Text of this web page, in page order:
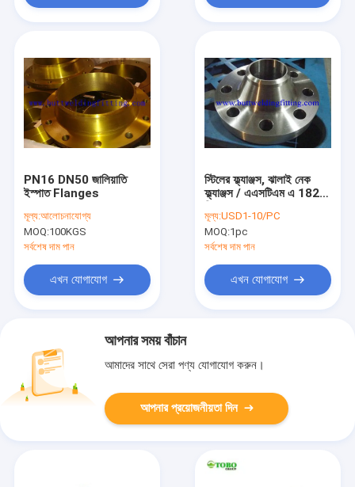
PN16 DN50 জালিয়াতি
ইস্পাত Flanges
মূল্য:আলোচনাযোগ্য
MOQ:100KGS
সর্বশেষ দাম পান
এখন যোগাযোগ
স্টিলের ফ্ল্যাঞ্জস, ঝালাই নেক
ফ্ল্যাঞ্জস / এএসটিএম এ 182,
22, এফ 5, এফ 9, এফ 9
মূল্য:USD1-10/PC
MOQ:1pc
সর্বশেষ দাম পান
এখন যোগাযোগ
আপনার সময় বাঁচান
আমাদের সাথে সেরা পণ্য যোগাযোগ করুন।
আপনার প্রয়োজনীয়তা দিন